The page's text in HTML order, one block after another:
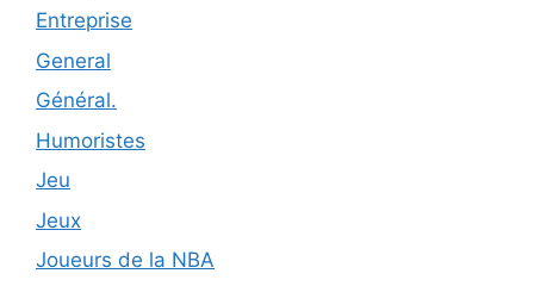
Entreprise
General
Général.
Humoristes
Jeu
Jeux
Joueurs de la NBA